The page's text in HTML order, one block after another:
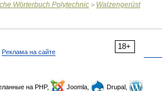
Wörterbuch Polytechnic > Walzengerüst
18+
Реклама на сайте
на PHP, Joomla,
Drupal,